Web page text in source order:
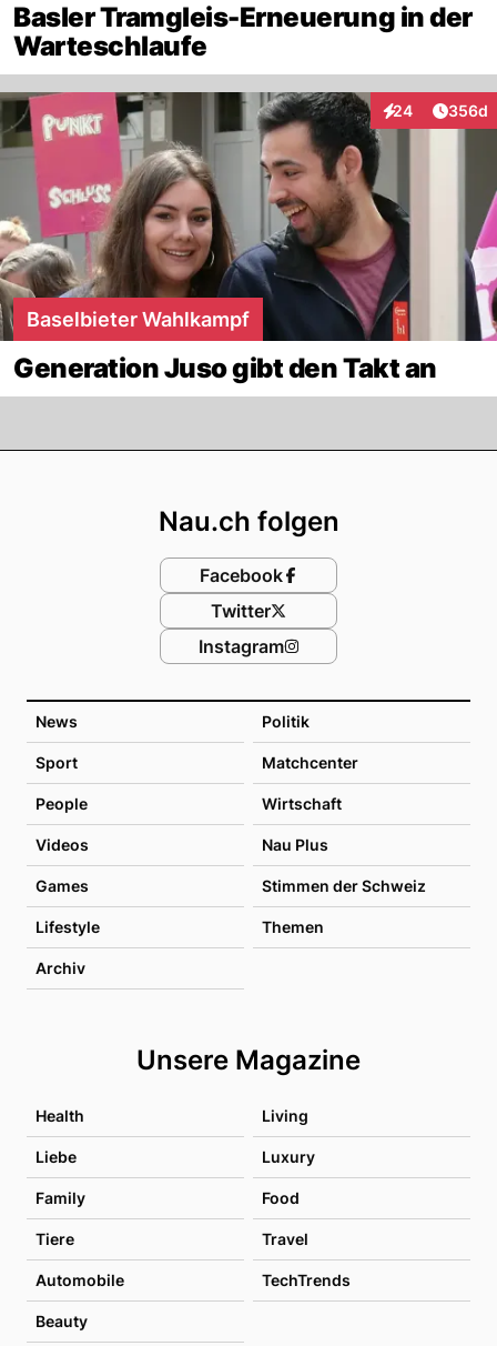
Basler Tramgleis-Erneuerung in der
Warteschlaufe
24
Interaktionen
356d
Baselbieter Wahlkampf
Generation Juso gibt den Takt an
News Politik
Sport Matchcenter
People Wirtschaft
Videos Nau Plus
Games Stimmen der Schweiz
Lifestyle Themen
Archiv
Unsere Magazine
Health Living
Liebe Luxury
Family Food
Tiere Travel
Automobile TechTrends
Beauty
Nau.ch folgen
Facebook
Twitter
Instagram